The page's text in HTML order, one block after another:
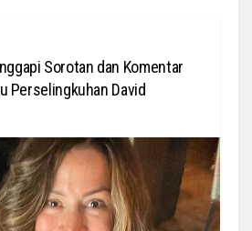
Sorotan dan Komentar
Perselingkuhan David